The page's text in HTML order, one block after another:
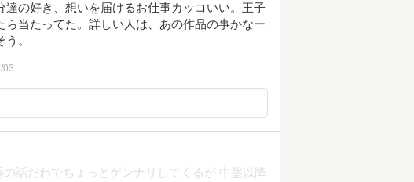
の好き、想いを届けるお仕事カッコいい。王子
当たってた。詳しい人は、あの作品の事かなー
。
03
話だわでちょっとゲンナリしてくるが 中盤以降